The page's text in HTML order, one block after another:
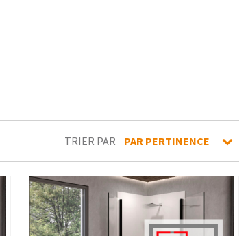
TRIER PAR PAR PERTINENCE